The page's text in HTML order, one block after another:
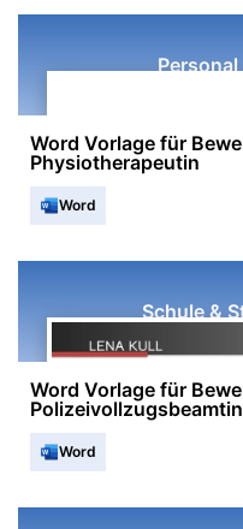
Personal
Word Vorlage für
Physiotherapeutin
Word
Schule &
Word Vorlage für
Polizeivollzugsbeamtin
Word